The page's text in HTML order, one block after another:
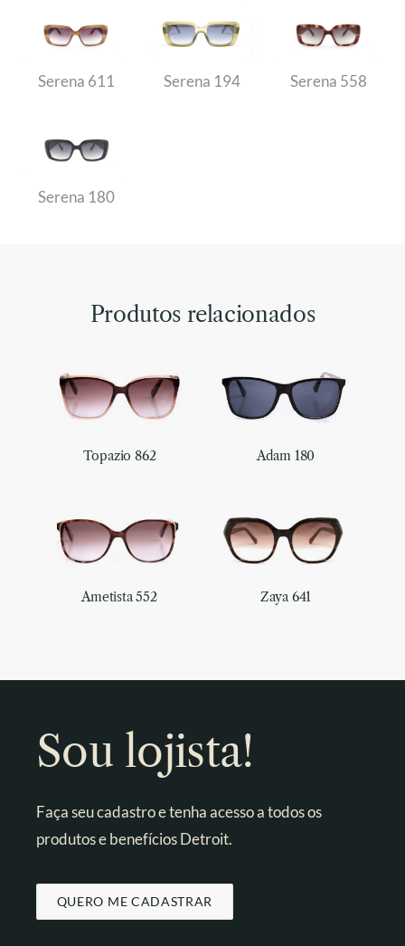
Serena 611 Serena 194 Serena 558
Serena 180
Produtos relacionados
Topazio 862 Adam 180
Ametista 552 Zaya 641
Sou lojista!
Faça seu cadastro e tenha acesso a todos os
produtos e benefícios Detroit.
QUERO ME CADASTRAR